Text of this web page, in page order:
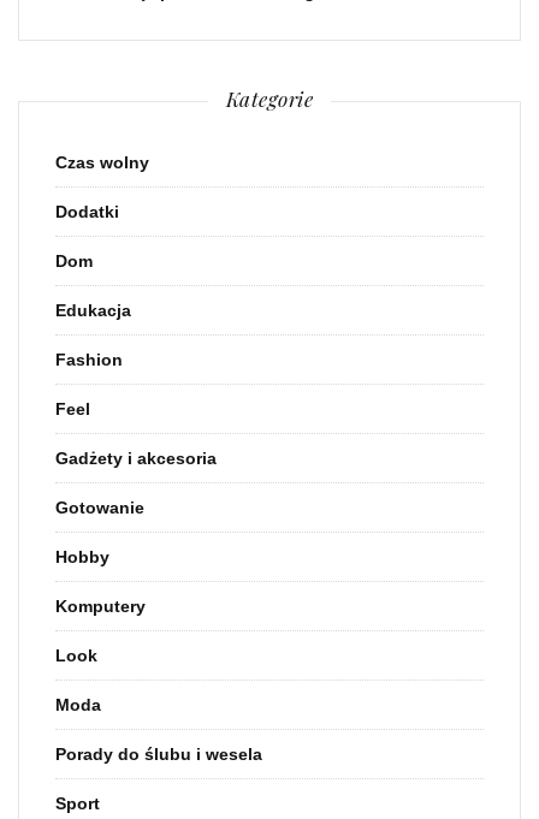
Kategorie
Czas wolny
Dodatki
Dom
Edukacja
Fashion
Feel
Gadżety i akcesoria
Gotowanie
Hobby
Komputery
Look
Moda
Porady do ślubu i wesela
Sport